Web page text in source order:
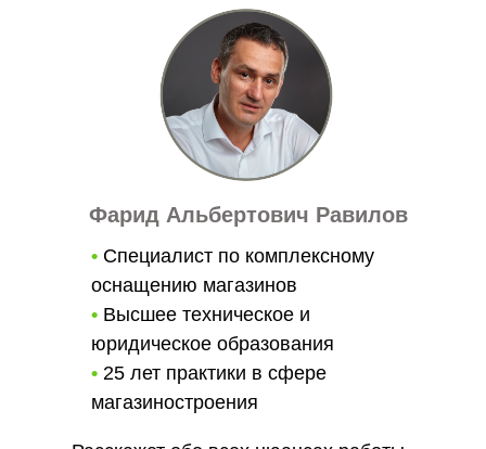
Фарид Альбертович Равилов
• Специалист по комплексному
оснащению магазинов
• Высшее техническое и
юридическое образования
• 25 лет практики в сфере
магазиностроения